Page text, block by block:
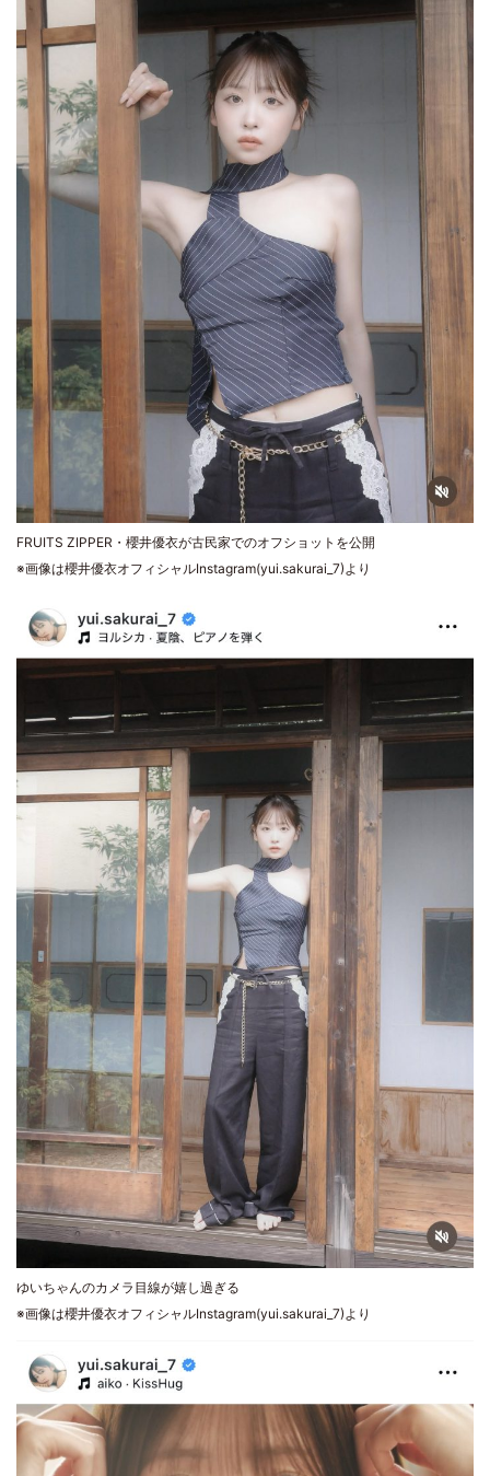
FRUITS ZIPPER・櫻井優衣が古民家でのオフショットを公開
※画像は櫻井優衣オフィシャルInstagram(yui.sakurai_7)より
ゆいちゃんのカメラ目線が嬉し過ぎる
※画像は櫻井優衣オフィシャルInstagram(yui.sakurai_7)より